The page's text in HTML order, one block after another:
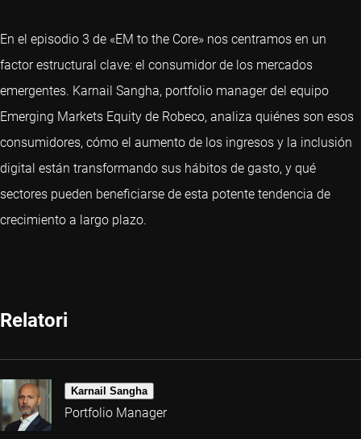
En el episodio 3 de «EM to the Core» nos centramos en un
factor estructural clave: el consumidor de los mercados
emergentes. Karnail Sangha, portfolio manager del equipo
Emerging Markets Equity de Robeco, analiza quiénes son esos
consumidores, cómo el aumento de los ingresos y la inclusión
digital están transformando sus hábitos de gasto, y qué
sectores pueden beneficiarse de esta potente tendencia de
crecimiento a largo plazo.
Relatori
Karnail Sangha
Portfolio Manager